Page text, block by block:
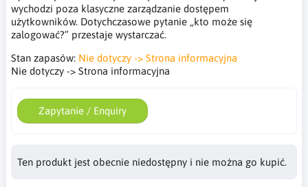
wychodzi poza klasyczne zarządzanie dostępem
użytkowników. Dotychczasowe pytanie „kto może się
zalogować?” przestaje wystarczać.
Stan zapasów: Nie dotyczy -> Strona informacyjna
Nie dotyczy -> Strona informacyjna
Zapytanie / Enquiry
Ten produkt jest obecnie niedostępny i nie można go kupić.